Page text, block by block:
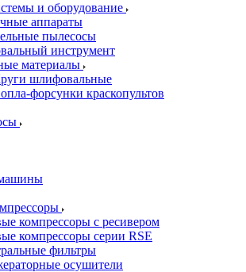
и оборудование
аппараты
пылесосы
инструмент
материалы
шлифовальные
форсунки краскопультов
компрессоры с ресивером
компрессоры серии RSE
фильтры
осушители